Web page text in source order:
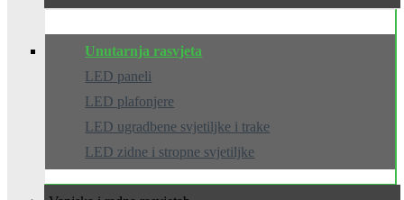
Unutarnja rasvjeta
LED paneli
LED plafonjere
LED ugradbene svjetiljke i trake
LED zidne i stropne svjetiljke